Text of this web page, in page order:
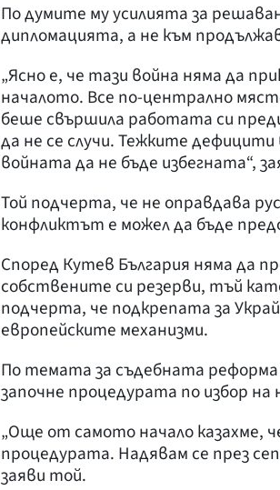
По думите му усилията за
дипломацията, а не към
„Ясно е, че тази война няма да
началото. Все по-централно
беше свършила работата си
да не се случи. Тежките
войната да не бъде избегната“,
Той подчерта, че не оправдава
конфликтът е можел да бъде
Според Кутев България няма да
собствените си резерви, тъй
подчерта, че подкрепата за
европейските механизми.
По темата за съдебната
започне процедурата по избор на
„Още от самото начало казахме,
процедурата. Надявам се през
заяви той.